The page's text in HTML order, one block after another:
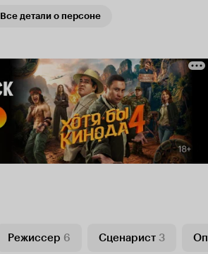
Все детали о персоне
Режиссер 6 Сценарист 3